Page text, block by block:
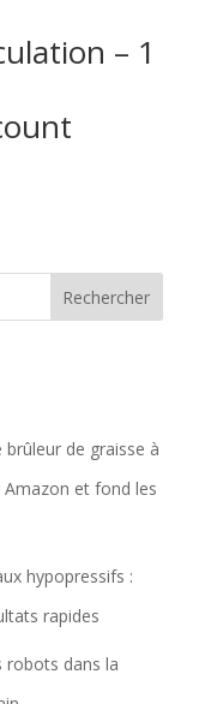
– 1
de graisse à
et fond les
hypopressifs :
rapides
robots dans la